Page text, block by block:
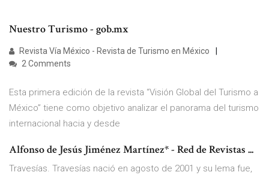
Nuestro Turismo - gob.mx
Revista Vía México - Revista de Turismo en México
2 Comments
Esta primera edición de la revista “Visión Global del Turismo a
México” tiene como objetivo analizar el panorama del turismo
internacional hacia y desde
Alfonso de Jesús Jiménez Martínez* - Red de Revistas ...
Travesías. Travesías nació en agosto de 2001 y su lema fue,